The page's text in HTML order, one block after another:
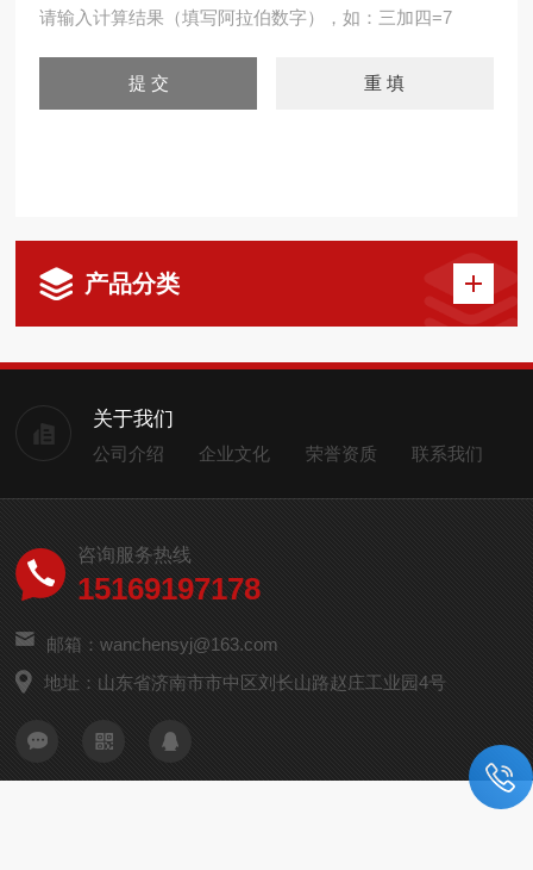
请输入计算结果（填写阿拉伯数字），如：三加四=7
产品分类
关于我们
公司介绍 企业文化 荣誉资质 联系我们
咨询服务热线
15169197178
邮箱：wanchensyj@163.com
地址：山东省济南市市中区刘长山路赵庄工业园4号